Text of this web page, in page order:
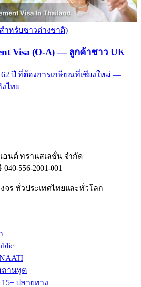
สำหรับชาวต่างชาติ)
Visa (O-A) — ลูกค้าชาว UK
ปี ที่ต้องการเกษียณที่เชียงใหม่ —
งไทย
อนด์ ทรานสเลชั่น จำกัด
040-556-2001-001
จร ทั่วประเทศไทยและทั่วโลก
ถานทูต
ปลายทาง